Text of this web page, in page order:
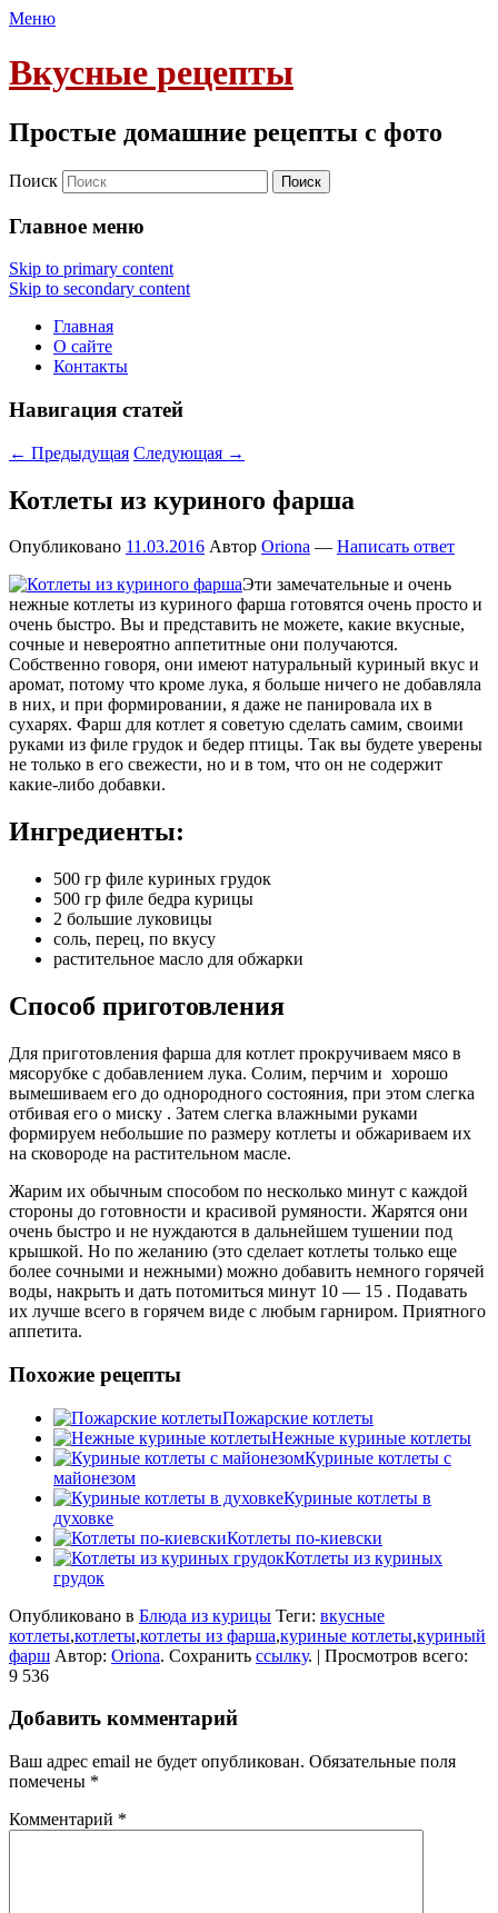
Меню
Вкусные рецепты
Простые домашние рецепты с фото
Поиск
Главное меню
Skip to primary content
Skip to secondary content
Главная
О сайте
Контакты
Навигация статей
← Предыдущая Следующая →
Котлеты из куриного фарша
Опубликовано 11.03.2016 Автор Oriona — Написать ответ
Эти замечательные и очень
нежные котлеты из куриного фарша готовятся очень просто и
очень быстро. Вы и представить не можете, какие вкусные,
сочные и невероятно аппетитные они получаются.
Собственно говоря, они имеют натуральный куриный вкус и
аромат, потому что кроме лука, я больше ничего не добавляла
в них, и при формировании, я даже не панировала их в
сухарях. Фарш для котлет я советую сделать самим, своими
руками из филе грудок и бедер птицы. Так вы будете уверены
не только в его свежести, но и в том, что он не содержит
какие-либо добавки.
Ингредиенты:
500 гр филе куриных грудок
500 гр филе бедра курицы
2 большие луковицы
соль, перец, по вкусу
растительное масло для обжарки
Способ приготовления
Для приготовления фарша для котлет прокручиваем мясо в
мясорубке с добавлением лука. Солим, перчим и хорошо
вымешиваем его до однородного состояния, при этом слегка
отбивая его о миску . Затем слегка влажными руками
формируем небольшие по размеру котлеты и обжариваем их
на сковороде на растительном масле.
Жарим их обычным способом по несколько минут с каждой
стороны до готовности и красивой румяности. Жарятся они
очень быстро и не нуждаются в дальнейшем тушении под
крышкой. Но по желанию (это сделает котлеты только еще
более сочными и нежными) можно добавить немного горячей
воды, накрыть и дать потомиться минут 10 — 15 . Подавать
их лучше всего в горячем виде с любым гарниром. Приятного
аппетита.
Похожие рецепты
Пожарские котлеты
Нежные куриные котлеты
Куриные котлеты с
майонезом
Куриные котлеты в
духовке
Котлеты по-киевски
Котлеты из куриных
грудок
Опубликовано в Блюда из курицы Теги: вкусные
котлеты,котлеты,котлеты из фарша,куриные котлеты,куриный
фарш Автор: Oriona. Сохранить ссылку. | Просмотров всего:
9 536
Добавить комментарий
Ваш адрес email не будет опубликован. Обязательные поля
помечены *
Комментарий *